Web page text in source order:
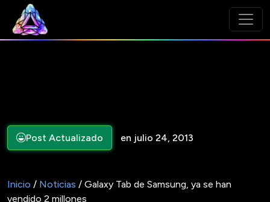
Post Actualizado en julio 24, 2013
Inicio / Noticias / Galaxy Tab de Samsung, ya se han
vendido 2 millones